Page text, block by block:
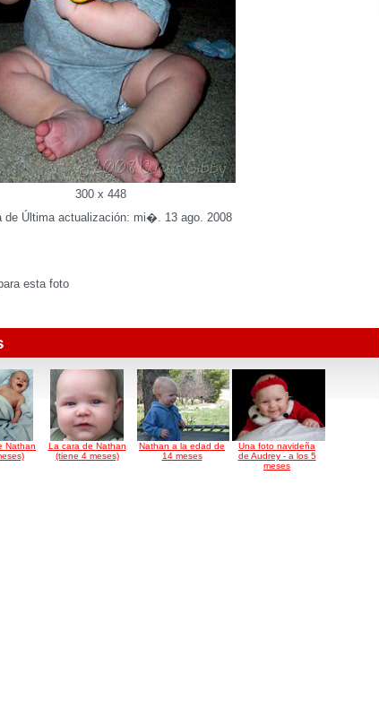
300 x 448
de Última actualización: mi�. 13 ago. 2008
esta foto
Nathan
La cara de Nathan
(tiene 4 meses)
Nathan a la edad de
14 meses
Una foto navideña
de Audrey - a los 5
meses